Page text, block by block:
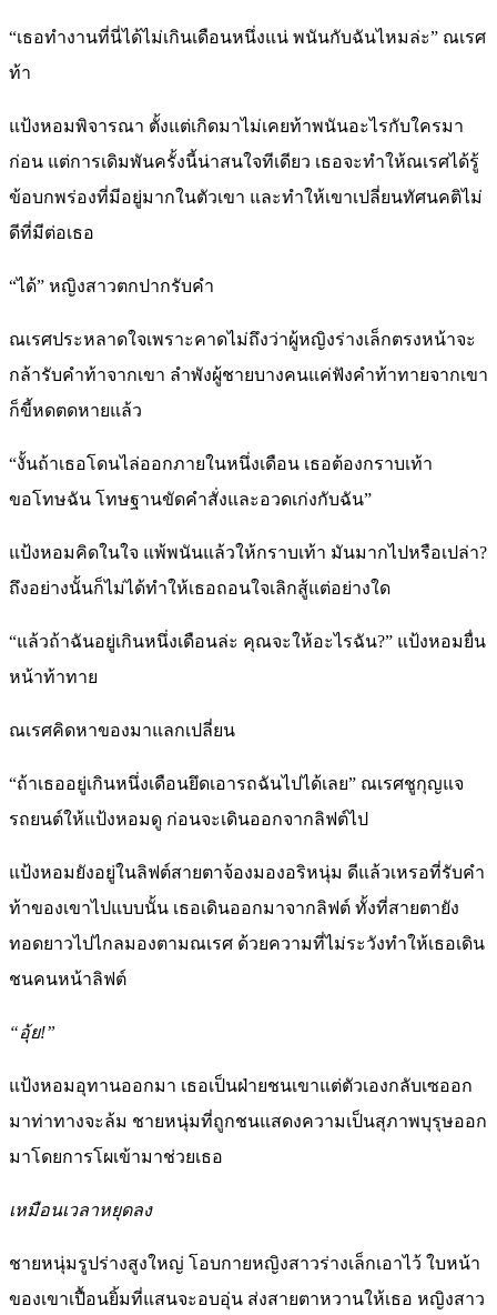
“เธอทำงานที่นี่ได้ไม่เกินเดือนหนึ่งแน่ พนันกับฉันไหมล่ะ” ณเรศ
ท้า
แป้งหอมพิจารณา ตั้งแต่เกิดมาไม่เคยท้าพนันอะไรกับใครมา
ก่อน แต่การเดิมพันครั้งนี้น่าสนใจทีเดียว เธอจะทำให้ณเรศได้รู้
ข้อบกพร่องที่มีอยู่มากในตัวเขา และทำให้เขาเปลี่ยนทัศนคติไม่
ดีที่มีต่อเธอ
“ได้” หญิงสาวตกปากรับคำ
ณเรศประหลาดใจเพราะคาดไม่ถึงว่าผู้หญิงร่างเล็กตรงหน้าจะ
กล้ารับคำท้าจากเขา ลำพังผู้ชายบางคนแค่ฟังคำท้าทายจากเขา
ก็ขี้หดตดหายแล้ว
“งั้นถ้าเธอโดนไล่ออกภายในหนึ่งเดือน เธอต้องกราบเท้า
ขอโทษฉัน โทษฐานขัดคำสั่งและอวดเก่งกับฉัน”
แป้งหอมคิดในใจ แพ้พนันแล้วให้กราบเท้า มันมากไปหรือเปล่า?
ถึงอย่างนั้นก็ไม่ได้ทำให้เธอถอนใจเลิกสู้แต่อย่างใด
“แล้วถ้าฉันอยู่เกินหนึ่งเดือนล่ะ คุณจะให้อะไรฉัน?” แป้งหอมยื่น
หน้าท้าทาย
ณเรศคิดหาของมาแลกเปลี่ยน
“ถ้าเธออยู่เกินหนึ่งเดือนยึดเอารถฉันไปได้เลย” ณเรศชูกุญแจ
รถยนต์ให้แป้งหอมดู ก่อนจะเดินออกจากลิฟต์ไป
แป้งหอมยังอยู่ในลิฟต์สายตาจ้องมองอริหนุ่ม ดีแล้วเหรอที่รับคำ
ท้าของเขาไปแบบนั้น เธอเดินออกมาจากลิฟต์ ทั้งที่สายตายัง
ทอดยาวไปไกลมองตามณเรศ ด้วยความที่ไม่ระวังทำให้เธอเดิน
ชนคนหน้าลิฟต์
“อุ้ย!”
แป้งหอมอุทานออกมา เธอเป็นฝ่ายชนเขาแต่ตัวเองกลับเซออก
มาท่าทางจะล้ม ชายหนุ่มที่ถูกชนแสดงความเป็นสุภาพบุรุษออก
มาโดยการโผเข้ามาช่วยเธอ
เหมือนเวลาหยุดลง
ชายหนุ่มรูปร่างสูงใหญ่ โอบกายหญิงสาวร่างเล็กเอาไว้ ใบหน้า
ของเขาเปื้อนยิ้มที่แสนจะอบอุ่น ส่งสายตาหวานให้เธอ หญิงสาว